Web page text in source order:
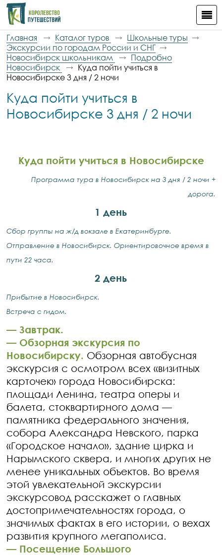
Главная Каталог туров
Школьные туры
Экскурсии по городам России и СНГ
Новосибирск школьникам
Подробно
Новосибирск
Куда пойти учиться в
Новосибирске 3 дня / 2 ночи
Куда пойти учиться в
Новосибирске 3 дня / 2 ночи
Куда пойти учиться в Новосибирске
Программа тура в Новосибирск на 3 дня / 2 ночи +
дорога.
1 день
Сбор группы на ж/д вокзале в Екатеринбурге.
Отправление в Новосибирск. Ориентировочное время в
пути 22 часа.
2 день
Прибытие в Новосибирск.
Встреча с гидом.
— ​Завтрак.
— ​ Обзорная экскурсия по
Новосибирску. Обзорная автобусная
экскурсия с осмотром всех «визитных
карточек» города Новосибирска:
площади Ленина, театра оперы и
балета, стоквартирного дома —
памятника федерального значения,
собора Александра Невского, парка
«Городское начало», здание цирка и
Нарымского сквера, и многих других не
менее уникальных объектов. Во время
этой увлекательной экскурсии
экскурсовод расскажет о главных
достопримечательностях города, о
значимых фактах в его истории, о вехах
развития крупного мегаполиса.
— ​Посещение Большого